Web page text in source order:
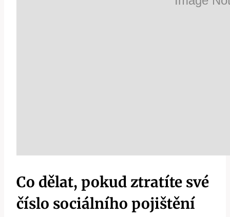
Co dělat, pokud ztratíte své
číslo sociálního pojištění